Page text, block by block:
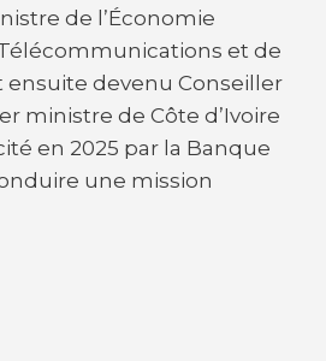
de l’Économie
et de
ensuite devenu Conseiller
ministre de Côte d’Ivoire
en 2025 par la Banque
une mission